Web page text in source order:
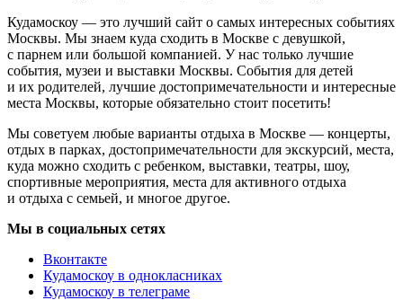
Кудамоскоу — это лучший сайт о самых интересных событиях
Москвы. Мы знаем куда сходить в Москве с девушкой,
с парнем или большой компанией. У нас только лучшие
события, музеи и выставки Москвы. События для детей
и их родителей, лучшие достопримечательности и интересные
места Москвы, которые обязательно стоит посетить!
Мы советуем любые варианты отдыха в Москве — концерты,
отдых в парках, достопримечательности для экскурсий, места,
куда можно сходить с ребенком, выставки, театры, шоу,
спортивные мероприятия, места для активного отдыха
и отдыха с семьей, и многое другое.
Мы в социальных сетях
Вконтакте
Кудамоскоу в однокласниках
Кудамоскоу в телеграме